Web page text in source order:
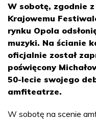
W sobotę, zgodnie
Krajowemu
rynku Opola
muzyki. Na ścianie
oficjalnie został
poświęcony
50-lecie swojego
amfiteatrze.
W sobotę na scenie